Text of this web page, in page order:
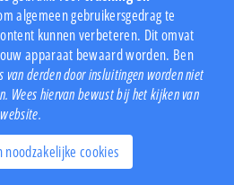
is onderdeel vanVACO
policy
Disclaimer
Clarity
algemeen gebruikersgedrag te
kunnen verbeteren. Dit omvat
apparaat bewaard worden. Ben
van derden door insluitingen worden niet
Wees hiervan bewust bij het kijken van
noodzakelijke cookies